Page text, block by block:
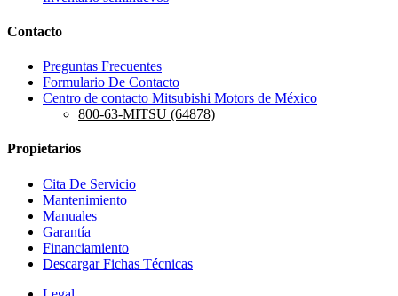
Contacto
Preguntas Frecuentes
Formulario De Contacto
Centro de contacto Mitsubishi Motors de México
800-63-MITSU (64878)
Propietarios
Cita De Servicio
Mantenimiento
Manuales
Garantía
Financiamiento
Descargar Fichas Técnicas